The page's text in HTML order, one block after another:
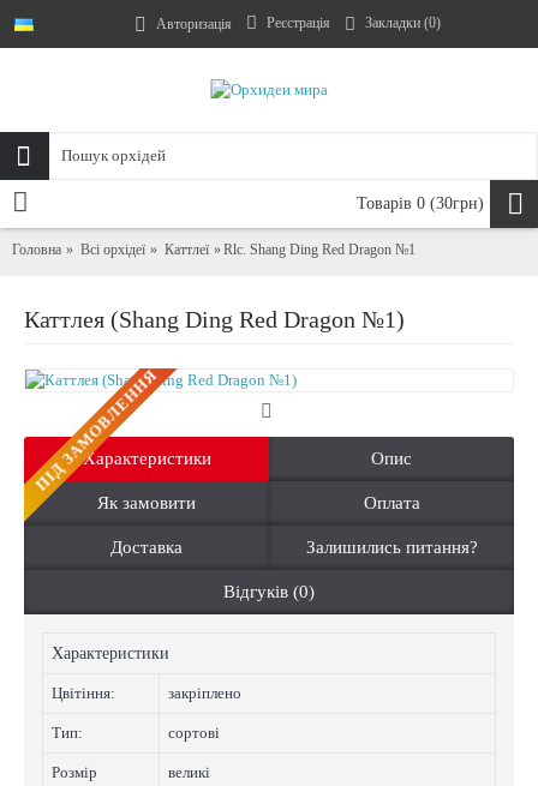
Авторизація Реєстрація Закладки (0)
Товарів 0 (30грн)
Головна Всі орхідеї Каттлеї Rlc. Shang Ding Red Dragon №1
Каттлея (Shang Ding Red Dragon №1)
ПIД ЗАМОВЛЕННЯ
Характеристики Опис
Як замовити Оплата
Доставка Залишились питання?
Відгуків (0)
Характеристики
Цвiтiння: закріплено
Тип: сортові
Розмір
великі